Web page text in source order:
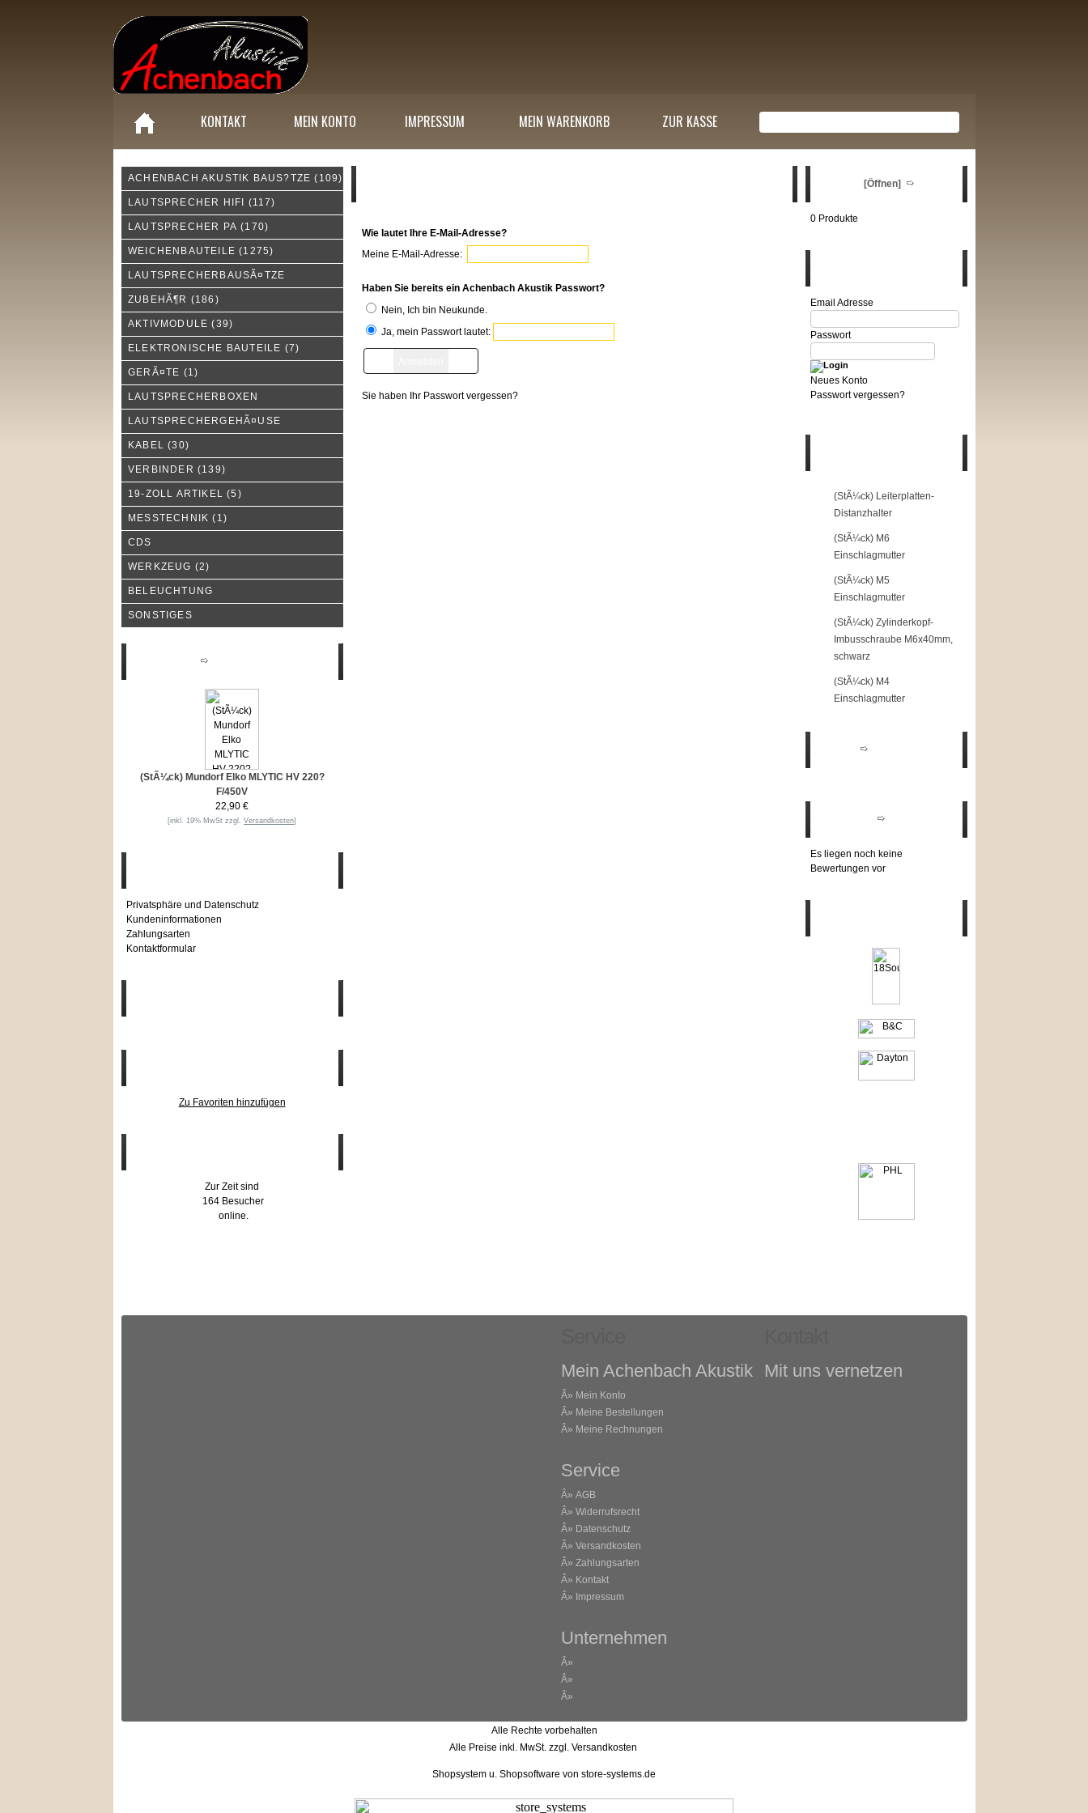
KONTAKT MEIN KONTO IMPRESSUM MEIN WARENKORB ZUR KASSE
ACHENBACH AKUSTIK BAUS?TZE (109)
LAUTSPRECHER HIFI (117)
LAUTSPRECHER PA (170)
WEICHENBAUTEILE (1275)
LAUTSPRECHERBAUSÃ¤TZE
ZUBEHÃ¶R (186)
AKTIVMODULE (39)
ELEKTRONISCHE BAUTEILE (7)
GERÃ¤TE (1)
LAUTSPRECHERBOXEN
LAUTSPRECHERGEHÃ¤USE
KABEL (30)
VERBINDER (139)
19-ZOLL ARTIKEL (5)
MESSTECHNIK (1)
CDS
WERKZEUG (2)
BELEUCHTUNG
SONSTIGES
(StÃ¼ck) Mundorf Elko MLYTIC HV 220?
F/450V
22,90 €
[inkl. 19% MwSt zzgl. Versandkosten]
Privatsphäre und Datenschutz
Kundeninformationen
Zahlungsarten
Kontaktformular
Zu Favoriten hinzufügen
Zur Zeit sind
164 Besucher
online.
Wie lautet Ihre E-Mail-Adresse?
Meine E-Mail-Adresse:
Haben Sie bereits ein Achenbach Akustik Passwort?
Nein, Ich bin Neukunde.
Ja, mein Passwort lautet:
Sie haben Ihr Passwort vergessen?
[Öffnen]
0 Produkte
Email Adresse
Passwort
Neues Konto
Passwort vergessen?
(StÃ¼ck) Leiterplatten-
Distanzhalter
(StÃ¼ck) M6
Einschlagmutter
(StÃ¼ck) M5
Einschlagmutter
(StÃ¼ck) Zylinderkopf-
Imbusschraube M6x40mm,
schwarz
(StÃ¼ck) M4
Einschlagmutter
Es liegen noch keine
Bewertungen vor
Mein Achenbach Akustik
Â» Mein Konto
Â» Meine Bestellungen
Â» Meine Rechnungen
Service
Â» AGB
Â» Widerrufsrecht
Â» Datenschutz
Â» Versandkosten
Â» Zahlungsarten
Â» Kontakt
Â» Impressum
Unternehmen
Â»
Â»
Â»
Mit uns vernetzen
Alle Rechte vorbehalten
Alle Preise inkl. MwSt. zzgl. Versandkosten
Shopsystem u. Shopsoftware von store-systems.de